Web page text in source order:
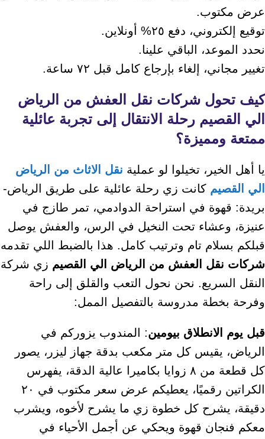
عرض مكتوب.
توقيع إلكتروني، دفع ٢٥% أونلاين.
نحدد الموعد، الباقي علينا.
تغيير مجاني، إلغاء بإرجاع كامل قبل ٧٢ ساعة.
كيف تحول شركات نقل العفش من الرياض
الي القصيم رحلة الانتقال إلى تجربة عائلية
ممتعة ومميزة؟
يا أهل الخير، تخيلوا لو عملية نقل الاثاث من الرياض
الي القصيم كانت زي رحلة عائلية على طريق الرياض-
بريدة: قهوة في استراحة الدوادمي، تمر طازج في
عنيزة، وعشاء تحت النخيل في الرس، والعفش يوصل
قبلكم بسلام تام وترتيب كامل. هذا بالضبط اللي تقدمه
شركات نقل العفش من الرياض الي القصيم زي شركة
النقل السريع. نحن نحول التعب والقلق إلى راحة
وفرحة بخطة مدروسة بالتفصيل الممل:
قبل يوم الانطلاق بيومين: المندوب يزوركم في
الرياض، يقيس كل متر مكعب بدقة جهاز ليزر، يصور
كل قطعة من ٨ زوايا بكاميرا عالية الدقة، يفهرس
الكراتين رقميًا، يعطيكم عرض سعر مكتوب في ٢٠
دقيقة، يشرح كل خطوة زي ما يشرح لأخوه، ويشرب
معكم فنجان قهوة ويحكي عن أجمل الأحياء في